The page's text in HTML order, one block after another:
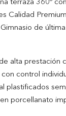
terraza 360º
Calidad
de
alta prestación
control
plastificados
porcellanato